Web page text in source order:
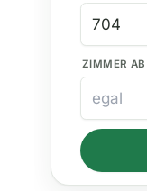
ZIMMER AB